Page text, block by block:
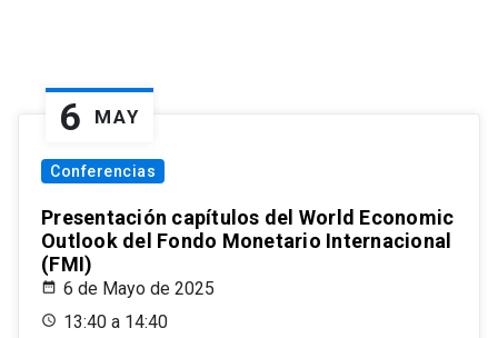
6 MAY
Conferencias
Presentación capítulos del World Economic
Outlook del Fondo Monetario Internacional
(FMI)
6 de Mayo de 2025
13:40 a 14:40